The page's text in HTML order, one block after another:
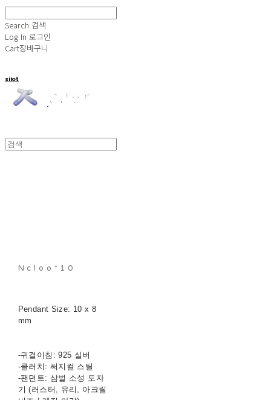
Search 검색
Log In 로그인
Cart장바구니
siiot
Ncloo*10
Pendant Size: 10 x 8
mm
-귀걸이침: 925 실버
-클러치: 써지컬 스틸
-팬던트: 삼벌 소성 도자
기 (러스터, 유리, 아크릴